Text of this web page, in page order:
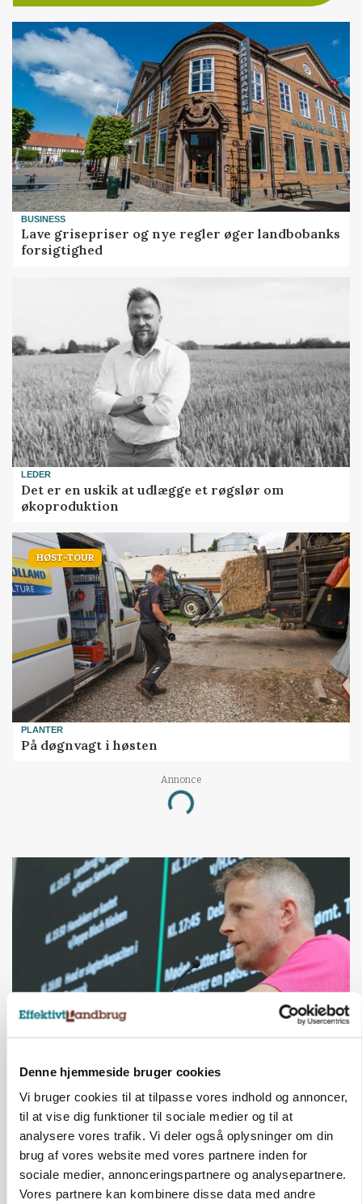
Denne hjemmeside bruger cookies
Vi bruger cookies til at tilpasse vores indhold og annoncer,
til at vise dig funktioner til sociale medier og til at
analysere vores trafik. Vi deler også oplysninger om din
brug af vores website med vores partnere inden for
sociale medier, annonceringspartnere og analysepartnere.
Vores partnere kan kombinere disse data med andre
BUSINESS
Lave grisepriser og nye regler øger landbobanks
forsigtighed
LEDER
Det er en uskik at udlægge et røgslør om
økoproduktion
HØST-TOUR
PLANTER
På døgnvagt i høsten
Annonce
Loading...
Svineproducenter kalder Danish Crowns pris en
Annonce